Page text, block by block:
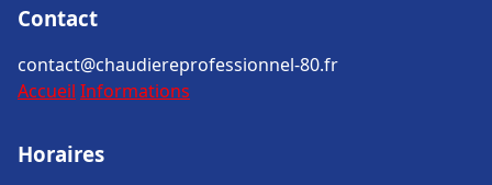
Contact
contact@chaudiereprofessionnel-80.fr
Accueil Informations
Horaires